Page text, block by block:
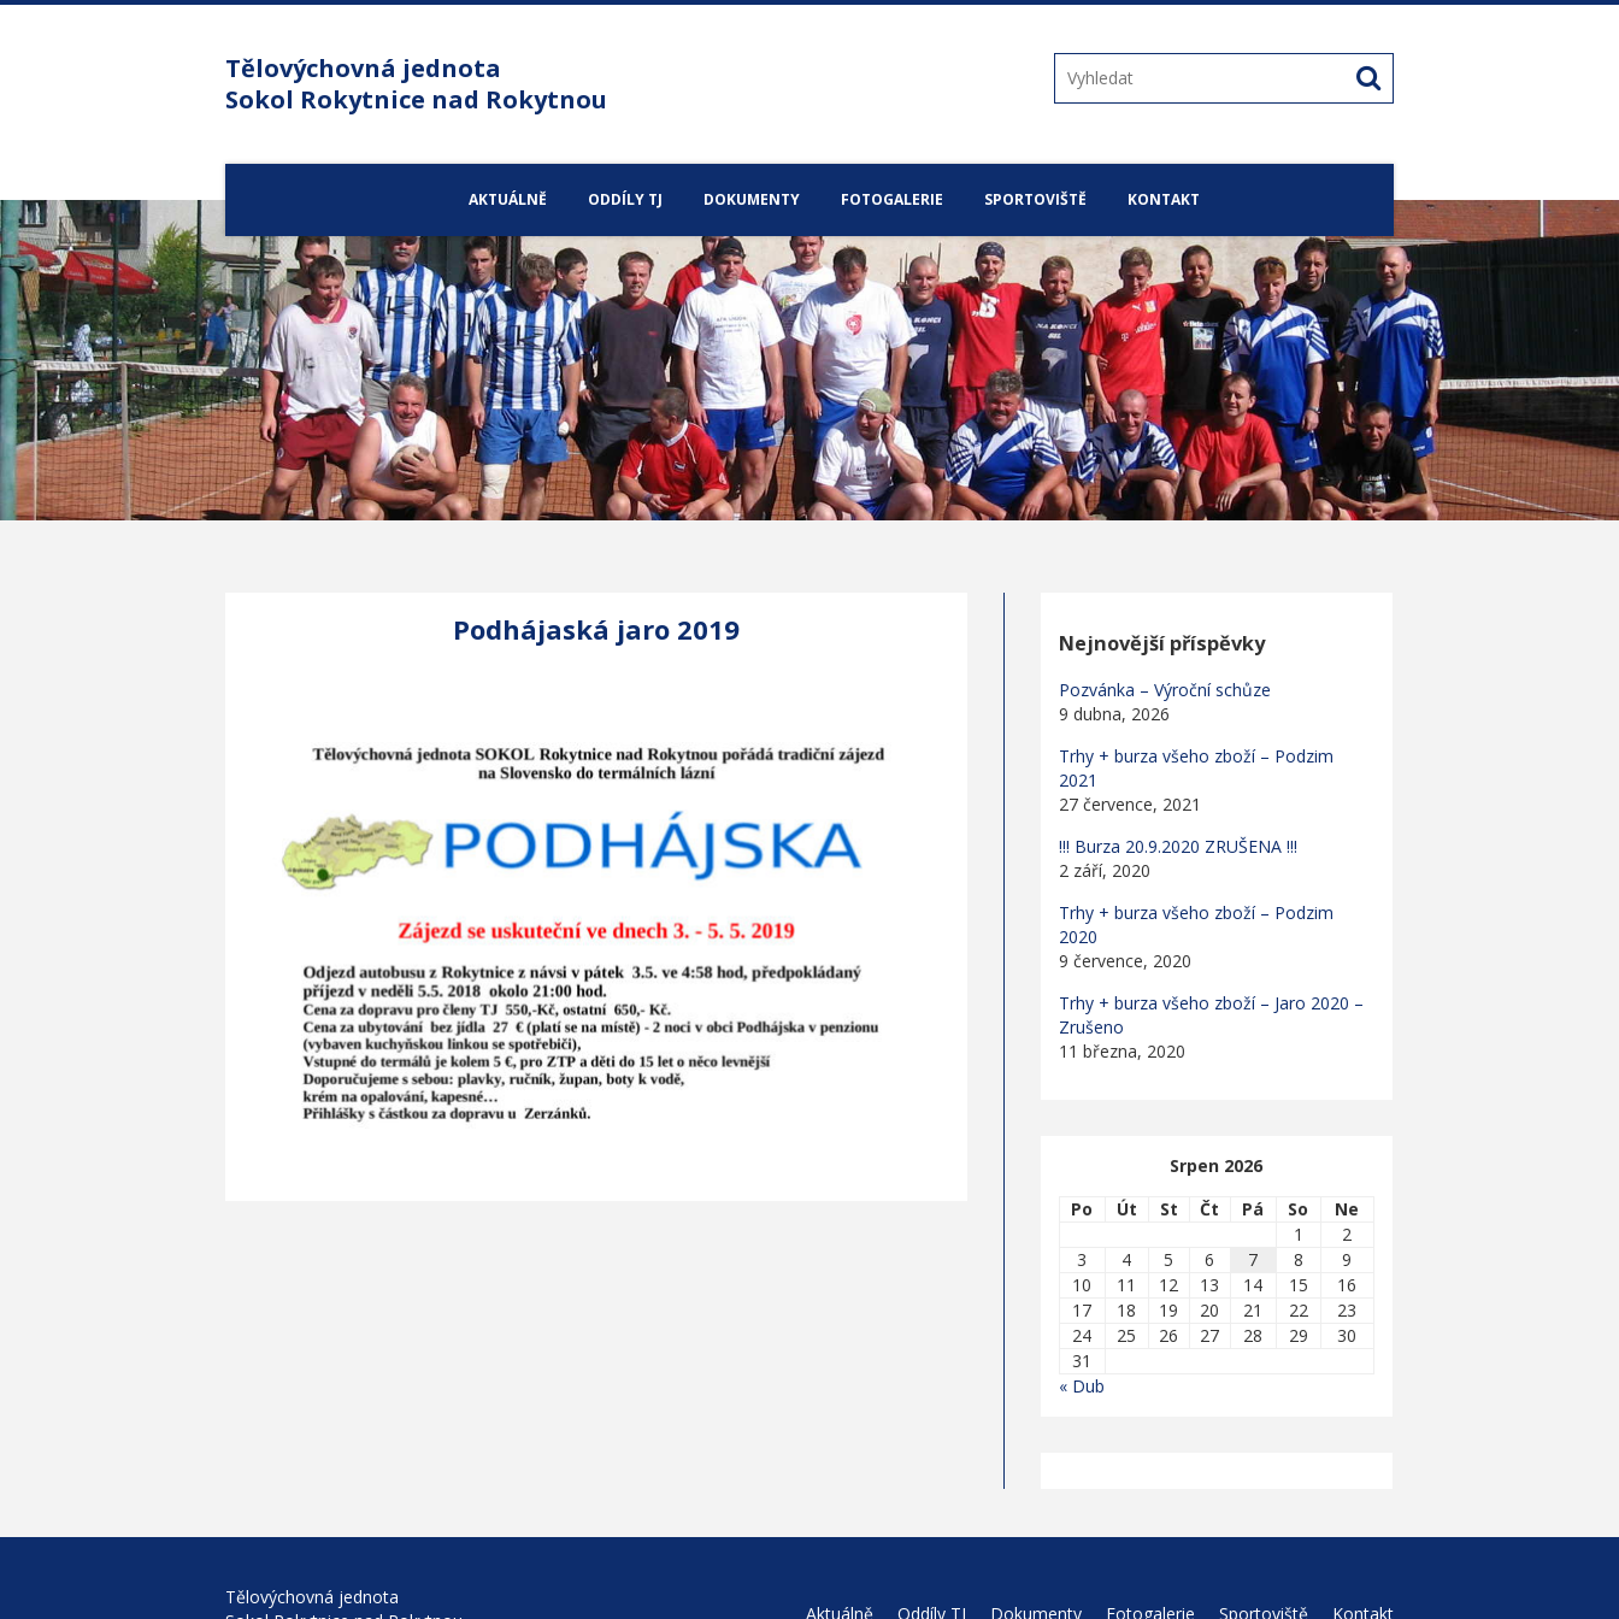
Tělovýchovná jednota
Sokol Rokytnice nad Rokytnou
AKTUÁLNĚ ODDÍLY TJ DOKUMENTY FOTOGALERIE SPORTOVIŠTĚ KONTAKT
Podhájaská jaro 2019 Nejnovější příspěvky
Pozvánka – Výroční schůze
9 dubna, 2026
Trhy + burza všeho zboží – Podzim
2021
27 července, 2021
!!! Burza 20.9.2020 ZRUŠENA !!!
2 září, 2020
Trhy + burza všeho zboží – Podzim
2020
9 července, 2020
Trhy + burza všeho zboží – Jaro 2020 –
Zrušeno
11 března, 2020
Srpen 2026
Po
Út St Čt Pá So
Ne
1
2
3
4 5 6 7 8
9
10
11 12 13 14 15
16
17
18 19 20 21 22
23
24
25 26 27 28 29
30
31
« Dub
Tělovýchovná jednota
Aktuálně Oddíly TJ Dokumenty Fotogalerie Sportoviště Kontakt